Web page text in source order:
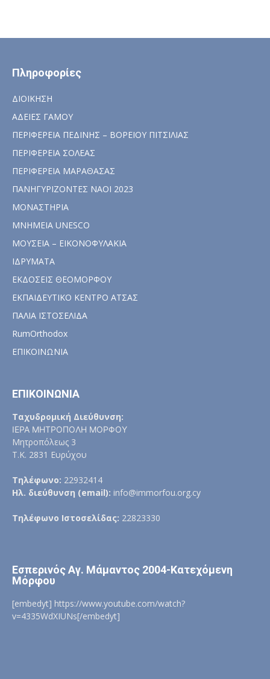
Πληροφορίες
ΔΙΟΙΚΗΣΗ
ΑΔΕΙΕΣ ΓΑΜΟΥ
ΠΕΡΙΦΕΡΕΙΑ ΠΕΔΙΝΗΣ – ΒΟΡΕΙΟΥ ΠΙΤΣΙΛΙΑΣ
ΠΕΡΙΦΕΡΕΙΑ ΣΟΛΕΑΣ
ΠΕΡΙΦΕΡΕΙΑ ΜΑΡΑΘΑΣΑΣ
ΠΑΝΗΓΥΡΙΖΟΝΤΕΣ ΝΑΟΙ 2023
ΜΟΝΑΣΤΗΡΙΑ
ΜΝΗΜΕΙΑ UNESCO
ΜΟΥΣΕΙΑ – ΕΙΚΟΝΟΦΥΛΑΚΙΑ
ΙΔΡΥΜΑΤΑ
ΕΚΔΟΣΕΙΣ ΘΕΟΜΟΡΦΟΥ
ΕΚΠΑΙΔΕΥΤΙΚΟ ΚΕΝΤΡΟ ΑΤΣΑΣ
ΠΑΛΙΑ ΙΣΤΟΣΕΛΙΔΑ
RumOrthodox
ΕΠΙΚΟΙΝΩΝΙΑ
ΕΠΙΚΟΙΝΩΝΙΑ
Ταχυδρομική Διεύθυνση:
ΙΕΡΑ ΜΗΤΡΟΠΟΛΗ ΜΟΡΦΟΥ
Μητροπόλεως 3
Τ.Κ. 2831 Ευρύχου
Τηλέφωνο: 22932414
Ηλ. διεύθυνση (email): info@immorfou.org.cy
Τηλέφωνο Ιστοσελίδας: 22823330
Εσπερινός Αγ. Μάμαντος 2004-Κατεχόμενη
Μόρφου
[embedyt] https://www.youtube.com/watch?
v=4335WdXIUNs[/embedyt]